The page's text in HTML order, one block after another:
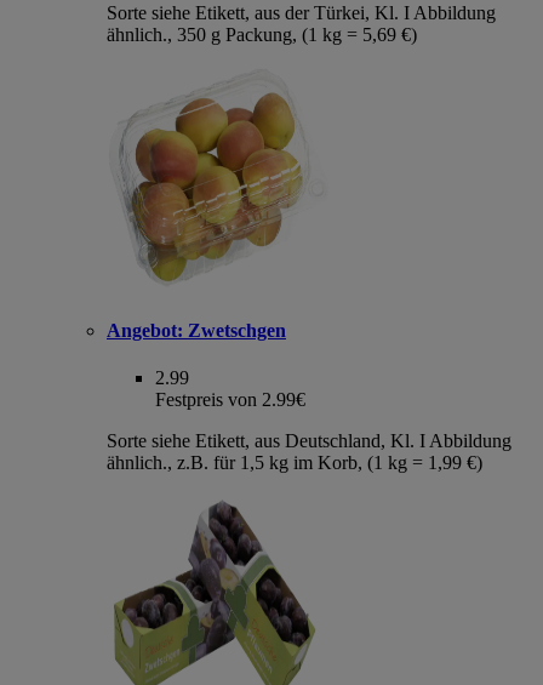
Sorte siehe Etikett, aus der Türkei, Kl. I Abbildung
ähnlich., 350 g Packung, (1 kg = 5,69 €)
Angebot: Zwetschgen
2.99
Festpreis von 2.99€
Sorte siehe Etikett, aus Deutschland, Kl. I Abbildung
ähnlich., z.B. für 1,5 kg im Korb, (1 kg = 1,99 €)